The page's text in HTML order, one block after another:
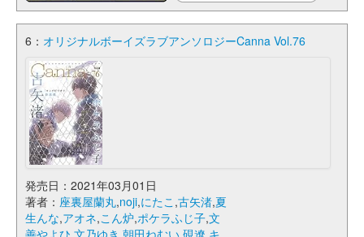
6： オリジナルボーイズラブアンソロジーCanna Vol.76
発売日：2021年03月01日
著者： 座裏屋蘭丸,noji,にたこ ,古矢渚,夏
生んな,アオネ,こん炉,ポケラふじ子,文
善やよひ,文乃ゆき ,朝田ねむい,硯遼,キ